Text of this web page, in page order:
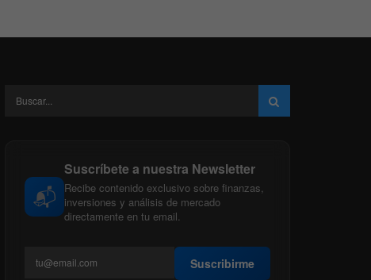
📬
Suscríbete a nuestra Newsletter
Recibe contenido exclusivo sobre finanzas,
inversiones y análisis de mercado
directamente en tu email.
Suscribirme